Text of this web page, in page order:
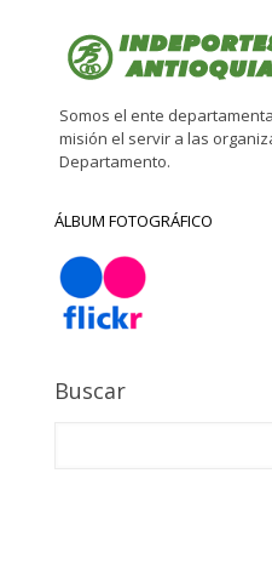
Somos el ente
misión el servir a las
Departamento.
ÁLBUM FOTOGRÁFICO
Buscar